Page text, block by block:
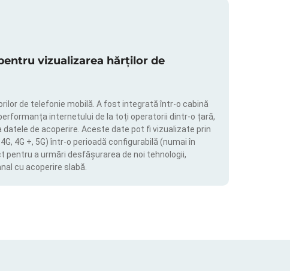
vizualizarea hărților de
de telefonie mobilă. A fost integrată într-o cabină
internetului de la toți operatorii dintr-o țară,
de acoperire. Aceste date pot fi vizualizate prin
4G +, 5G) într-o perioadă configurabilă (numai în
a urmări desfășurarea de noi tehnologii,
cu acoperire slabă.